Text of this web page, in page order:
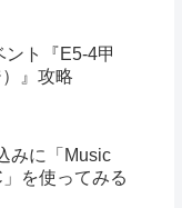
ント『E5-4甲
）』攻略
みに「Music
を使ってみる